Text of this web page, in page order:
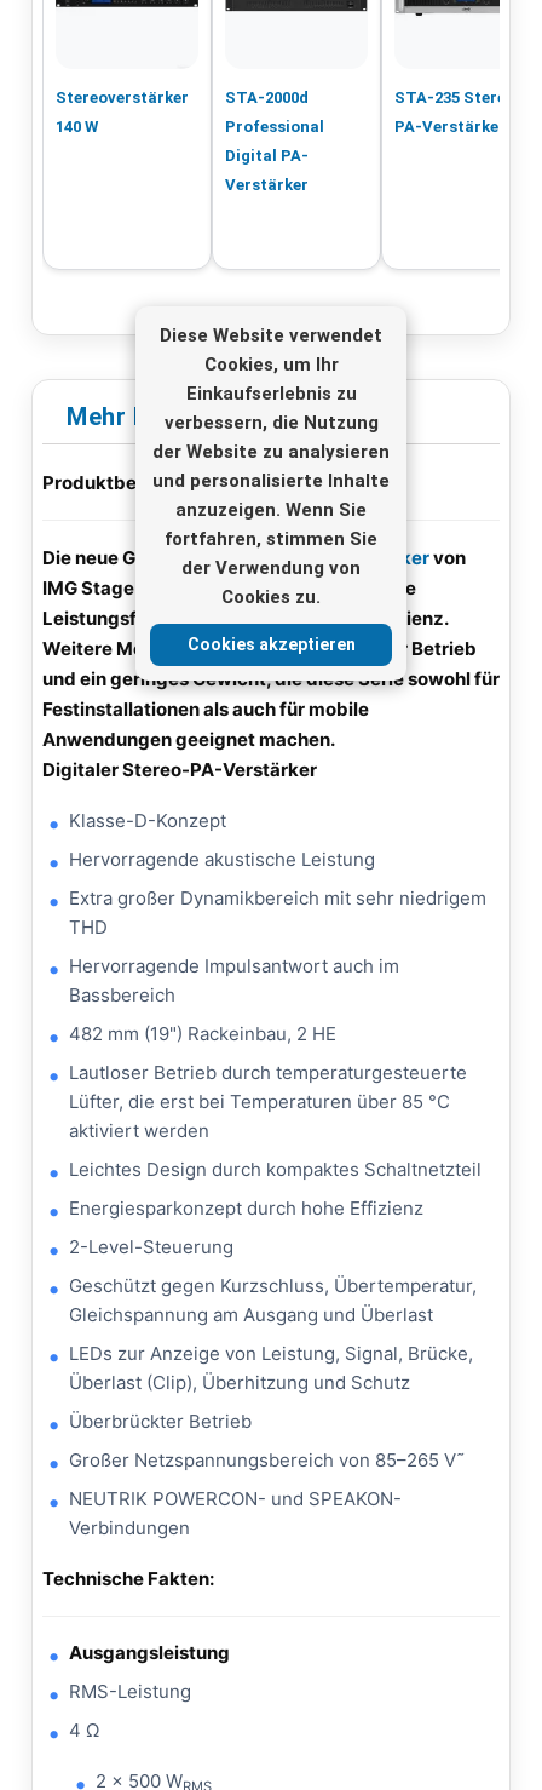
Diese Website verwendet
Cookies, um Ihr
Einkaufserlebnis zu
verbessern, die Nutzung
der Website zu analysieren
und personalisierte Inhalte
anzuzeigen. Wenn Sie
fortfahren, stimmen Sie
der Verwendung von
Cookies zu.
Cookies akzeptieren
Stereoverstärker
140 W
STA-2000d
Professional
Digital PA-
Verstärker
STA-235 Stereo-
PA-Verstärker
Mehr Infos
Produktbeschreibung:
Die neue Generation digitaler PA-Verstärkervon
IMG Stage Line überzeugt durch eine hohe
Leistungsfähigkeit und hohe Energieeffizienz.
Weitere Merkmale sind ein geräuschloser Betrieb
und ein geringes Gewicht, die diese Serie sowohl für
Festinstallationen als auch für mobile
Anwendungen geeignet machen.
Digitaler Stereo-PA-Verstärker
Klasse-D-Konzept
Hervorragende akustische Leistung
Extra großer Dynamikbereich mit sehr niedrigem
THD
Hervorragende Impulsantwort auch im
Bassbereich
482 mm (19") Rackeinbau, 2 HE
Lautloser Betrieb durch temperaturgesteuerte
Lüfter, die erst bei Temperaturen über 85 °C
aktiviert werden
Leichtes Design durch kompaktes Schaltnetzteil
Energiesparkonzept durch hohe Effizienz
2-Level-Steuerung
Geschützt gegen Kurzschluss, Übertemperatur,
Gleichspannung am Ausgang und Überlast
LEDs zur Anzeige von Leistung, Signal, Brücke,
Überlast (Clip), Überhitzung und Schutz
Überbrückter Betrieb
Großer Netzspannungsbereich von 85–265 V˜
NEUTRIK POWERCON- und SPEAKON-
Verbindungen
Technische Fakten:
Ausgangsleistung
RMS-Leistung
4 Ω
2 x 500 WRMS